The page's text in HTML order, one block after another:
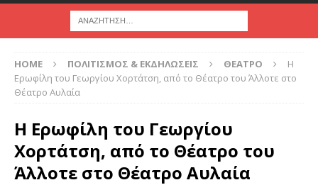
HOME ΠΟΛΙΤΙΣΜΟΣ & ΕΚΔΗΛΩΣΕΙΣ ΘΕΑΤΡΟ
Η
Ερωφίλη του Γεωργίου Χορτάτση, από το Θέατρο του Άλλοτε στο
Θέατρο Αυλαία
Η Ερωφίλη του Γεωργίου
Χορτάτση, από το Θέατρο του
Άλλοτε στο Θέατρο Αυλαία